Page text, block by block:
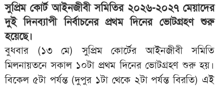
সুপ্রিম কোর্ট আইনজীবী সমিতির ২০২৬-২০২৭ মেয়াদের
দুই দিনব্যাপী নির্বাচনের প্রথম দিনের ভোটগ্রহণ শুরু
হয়েছে।
বুধবার (১৩ মে) সুপ্রিম কোর্টের আইনজীবী সমিতি
মিলনায়তনে সকাল ১০টা প্রথম দিনের ভোটগ্রহণ শুরু হয়।
বিকেল ৫টা পর্যন্ত (দুপুর ১টা থেকে ২টা পর্যন্ত বিরতি) এই